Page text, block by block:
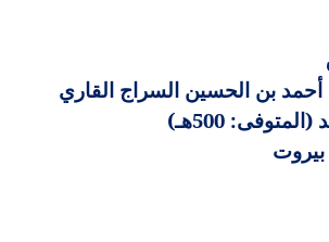
بن الحسين السراج القاري
500هـ)
بيروت